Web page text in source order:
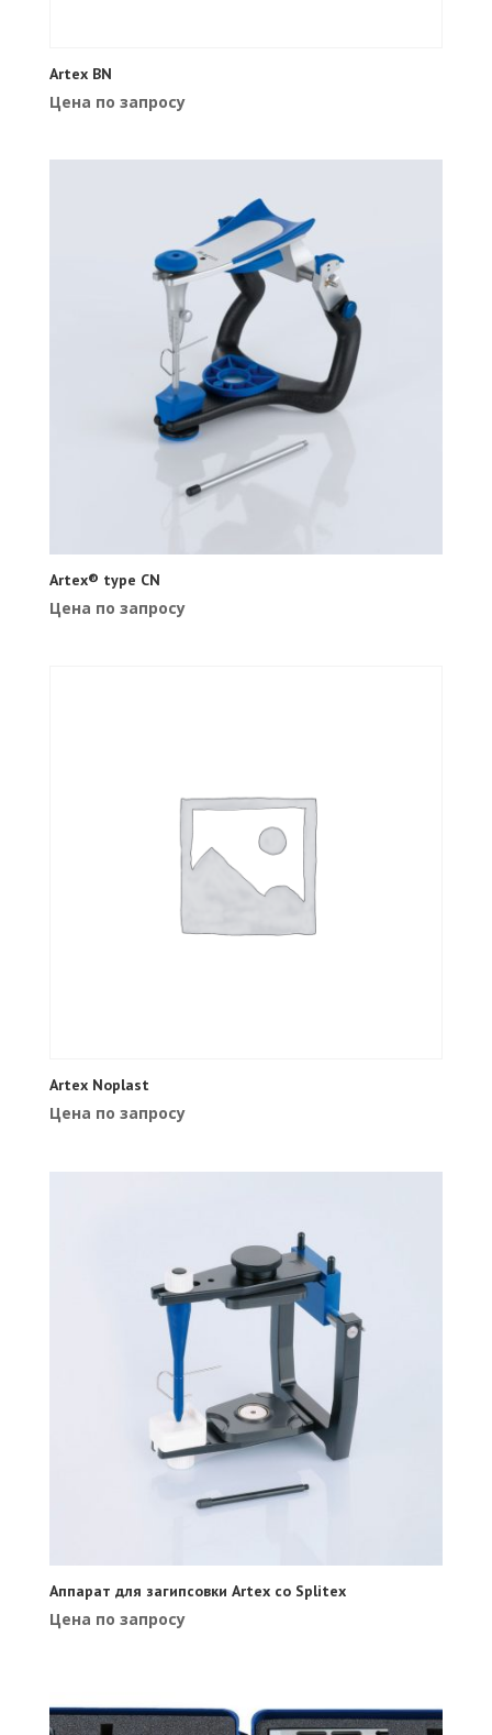
Artex BN
Цена по запросу
Artex® type CN
Цена по запросу
Artex Noplast
Цена по запросу
Аппарат для загипсовки Artex со Splitex
Цена по запросу